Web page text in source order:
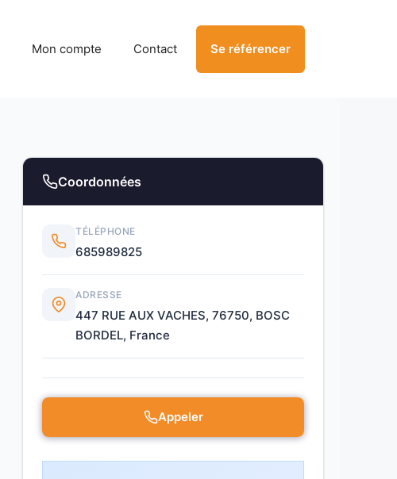
Mon compte Contact Se référencer
Coordonnées
TÉLÉPHONE
685989825
ADRESSE
447 RUE AUX VACHES, 76750, BOSC
BORDEL, France
Appeler